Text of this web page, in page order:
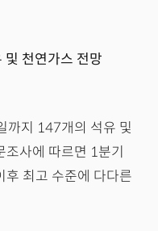
및 천연가스 전망
까지 147개의 석유 및
사에 따르면 1분기
후 최고 수준에 다다른